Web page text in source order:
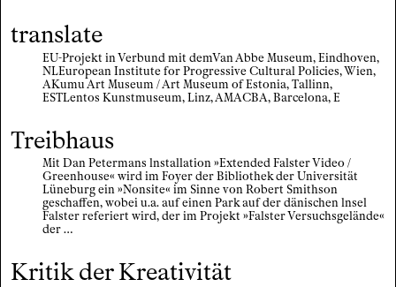
translate
EU-Projekt in Verbund mit demVan Abbe Museum, Eindhoven,
NLEuropean Institute for Progressive Cultural Policies, Wien,
AKumu Art Museum / Art Museum of Estonia, Tallinn,
ESTLentos Kunstmuseum, Linz, AMACBA, Barcelona, E
Treibhaus
Mit Dan Petermans lnstallation »Extended Falster Video /
Greenhouse« wird im Foyer der Bibliothek der Universität
Lüneburg ein »Nonsite« im Sinne von Robert Smithson
geschaffen, wobei u.a. auf einen Park auf der dänischen lnsel
Falster referiert wird, der im Projekt »Falster Versuchsgelände«
der …
Kritik der Kreativität